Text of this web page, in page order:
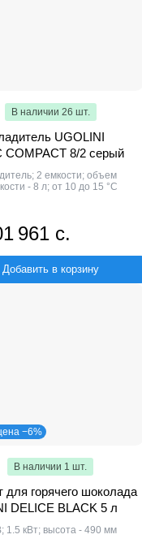
В наличии 26 шт.
UGOLINI
COMPACT 8/2 серый
2 емкости; объем
- 8 л; от 10 до 15 °C
961 с.
Добавить в корзину
−6%
В наличии 1 шт.
для горячего шоколада
DELICE BLACK 5 л
1.5 кВт; высота - 490 мм